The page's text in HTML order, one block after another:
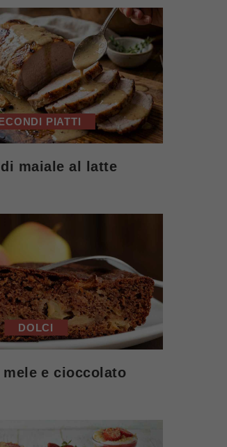
PIATTI
maiale al latte
DOLCI
e cioccolato